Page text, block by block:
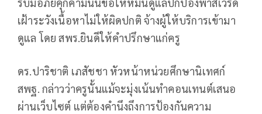
รับมือภัยคุกคามนั้นขอให้หมั่นดูแลปกป้องพาสเวิร์ด
เฝ้าระวังเนื้อหาไม่ให้ผิดปกติ จ้างผู้ให้บริการเข้ามา
ดูแล โดย สพร.ยินดีให้คำปรึกษาแก่ครู
ดร.ปาริชาติ เภสัชชา หัวหน้าหน่วยศึกษานิเทศก์
สพฐ. กล่าวว่าครูนั้นแม้จะมุ่งเน้นทำคอนเทนต์เสนอ
ผ่านเว็บไซต์ แต่ต้องคำนึงถึงการป้องกันความ